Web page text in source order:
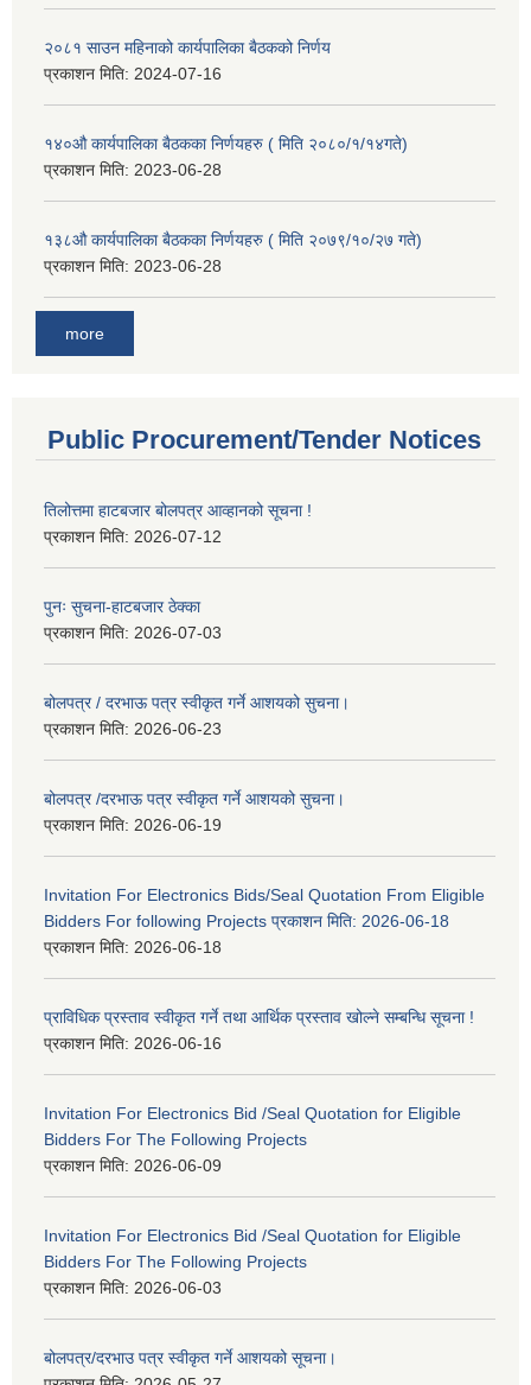
२०८१ साउन महिनाको कार्यपालिका बैठकको निर्णय
प्रकाशन मिति: 2024-07-16
१४०औ कार्यपालिका बैठकका निर्णयहरु ( मिति २०८०/१/१४गते)
प्रकाशन मिति: 2023-06-28
१३८औ कार्यपालिका बैठकका निर्णयहरु ( मिति २०७९/१०/२७ गते)
प्रकाशन मिति: 2023-06-28
more
Public Procurement/Tender Notices
तिलोत्तमा हाटबजार बोलपत्र आव्हानको सूचना !
प्रकाशन मिति: 2026-07-12
पुनः सुचना-हाटबजार ठेक्का
प्रकाशन मिति: 2026-07-03
बोलपत्र / दरभाऊ पत्र स्वीकृत गर्ने आशयको सुचना।
प्रकाशन मिति: 2026-06-23
बोलपत्र /दरभाऊ पत्र स्वीकृत गर्ने आशयको सुचना।
प्रकाशन मिति: 2026-06-19
Invitation For Electronics Bids/Seal Quotation From Eligible
Bidders For following Projects प्रकाशन मिति: 2026-06-18
प्रकाशन मिति: 2026-06-18
प्राविधिक प्रस्ताव स्वीकृत गर्ने तथा आर्थिक प्रस्ताव खोल्ने सम्बन्धि सूचना !
प्रकाशन मिति: 2026-06-16
Invitation For Electronics Bid /Seal Quotation for Eligible
Bidders For The Following Projects
प्रकाशन मिति: 2026-06-09
Invitation For Electronics Bid /Seal Quotation for Eligible
Bidders For The Following Projects
प्रकाशन मिति: 2026-06-03
बोलपत्र/दरभाउ पत्र स्वीकृत गर्ने आशयको सूचना।